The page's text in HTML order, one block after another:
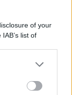
of your
list of
to third parties